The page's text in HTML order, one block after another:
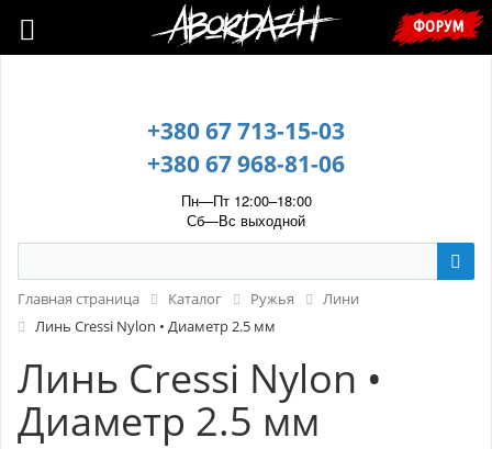
🇺🇦 У зв’язку з воєнним станом, прохання уточнювати ціну та
наявність у менеджера. 🇺🇦
+380 67 713-15-03
+380 67 968-81-06
Пн—Пт 12:00–18:00
Сб—Вс выходной
ФОРУМ
Главная страница Каталог Ружья
Лини
Линь Cressi Nylon • Диаметр 2.5 мм
Линь Cressi Nylon •
Диаметр 2.5 мм